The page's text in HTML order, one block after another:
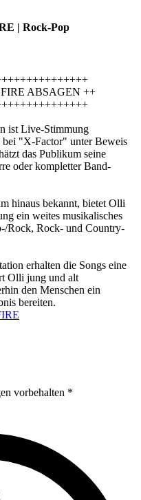
| Rock-Pop
ABSAGEN ++
ist Live-Stimmung
bei "X-Factor" unter Beweis
das Publikum seine
oder kompletter Band-
hinaus bekannt, bietet Olli
ein weites musikalisches
Rock, Rock- und Country-
erhalten die Songs eine
Olli jung und alt
den Menschen ein
bereiten.
vorbehalten *